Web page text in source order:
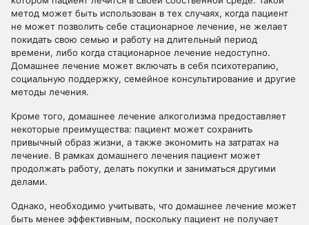
метод может быть использован в тех случаях, когда пациент
не может позволить себе стационарное лечение, не желает
покидать свою семью и работу на длительный период
времени, либо когда стационарное лечение недоступно.
Домашнее лечение может включать в себя психотерапию,
социальную поддержку, семейное консультирование и другие
методы лечения.
Кроме того, домашнее лечение алкоголизма предоставляет
некоторые преимущества: пациент может сохранить
привычный образ жизни, а также экономить на затратах на
лечение. В рамках домашнего лечения пациент может
продолжать работу, делать покупки и заниматься другими
делами.
Однако, необходимо учитывать, что домашнее лечение может
быть менее эффективным, поскольку пациент не получает